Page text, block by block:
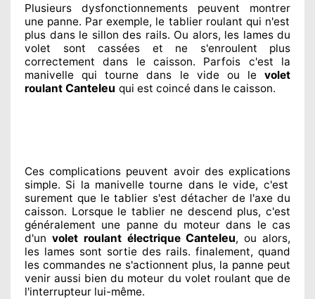
Plusieurs dysfonctionnements peuvent montrer
une panne. Par exemple, le tablier roulant qui n'est
plus dans le sillon des rails. Ou alors, les lames du
volet sont cassées et ne s'enroulent plus
correctement dans le caisson. Parfois c'est la
manivelle qui tourne dans le vide ou le volet
roulant Canteleu qui est coincé dans le caisson.
Ces complications peuvent avoir des explications
simple. Si la manivelle tourne dans le vide, c'est
surement que le tablier s'est détacherde l'axe du
caisson. Lorsque le tablier ne descend plus, c'est
généralement une panne du moteur dans le cas
d'un volet roulant électriqueCanteleu, ou alors,
les lames sont sortie des rails. finalement, quand
les commandes ne s'actionnent plus, la panne peut
venir aussi bien du moteur du volet roulant que de
l'interrupteur lui-même.